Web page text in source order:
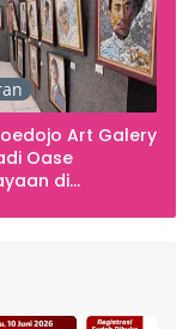
Art Galery
Oase
di